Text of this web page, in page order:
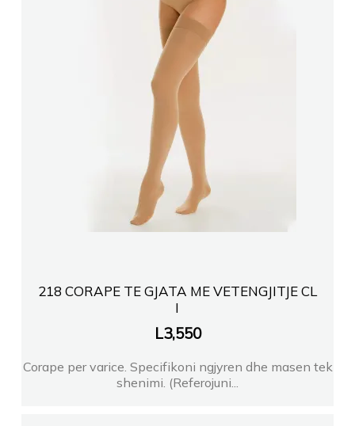
218 CORAPE TE GJATA ME VETENGJITJE CL
I
L3,550
Corape per varice. Specifikoni ngjyren dhe masen tek
shenimi. (Referojuni...